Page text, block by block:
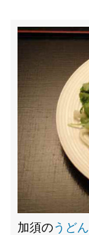
加須のうどん